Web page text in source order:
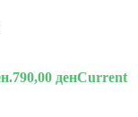
790,00 денCurrent